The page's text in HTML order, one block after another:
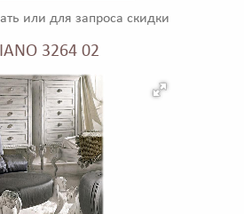
или для запроса скидки
3264 02